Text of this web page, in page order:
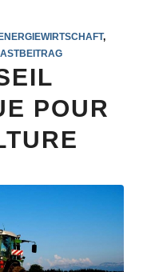
ENERGIEWIRTSCHAFT,
POUR